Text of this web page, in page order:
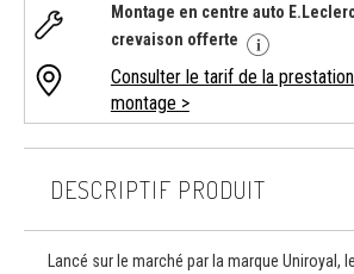
Montage en centre auto
crevaison offerte
Consulter le tarif de la
montage >
DESCRIPTIF PRODUIT
Lancé sur le marché par la marque Uniroyal,